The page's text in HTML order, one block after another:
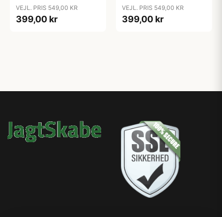
VEJL. PRIS 549,00 KR
399,00 kr
VEJL. PRIS 549,00 KR
399,00 kr